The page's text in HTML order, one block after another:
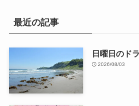
最近の記事
日曜日のド
2026/08/03